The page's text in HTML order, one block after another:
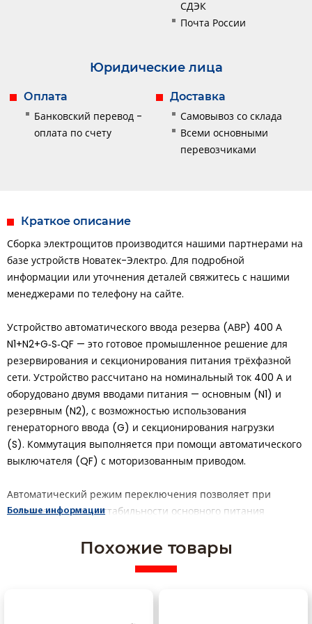
СДЭК
Почта России
Юридические лица
Оплата
Банковский перевод -
оплата по счету
Доставка
Самовывоз со склада
Всеми основными
перевозчиками
Краткое описание
Сборка электрощитов производится нашими партнерами на
базе устройств Новатек-Электро. Для подробной
информации или уточнения деталей свяжитесь с нашими
менеджерами по телефону на сайте.
Устройство автоматического ввода резерва (АВР) 400 А
N1+N2+G‑S‑QF — это готовое промышленное решение для
резервирования и секционирования питания трёхфазной
сети. Устройство рассчитано на номинальный ток 400 А и
оборудовано двумя вводами питания — основным (N1) и
резервным (N2), с возможностью использования
генераторного ввода (G) и секционирования нагрузки
(S). Коммутация выполняется при помощи автоматического
выключателя (QF) с моторизованным приводом.
Автоматический режим переключения позволяет при
отключении или нестабильности основного питания
непрерывное электроснабжение без участия оператора.
Секционирование (S) позволяет распределять нагрузку
и устойчивость системы. Встроенная защита от включения
Больше информации
Похожие товары